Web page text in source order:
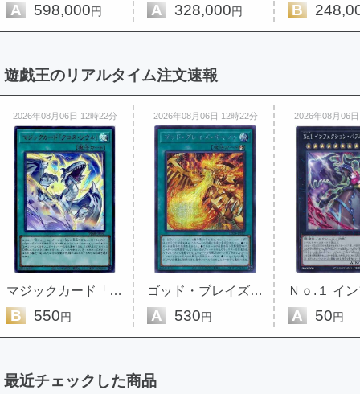
A 598,000円 A 328,000円 B
遊戯王のリアルタイム注文速報
2026年08月06日 12時22分
マジックカード「クロス・ソウル」
B 550円
2026年08月06日 12時22分
ゴッド・ブレイズ・キャノン
A 530円
2026年08月06
A 50円
最近チェックした商品